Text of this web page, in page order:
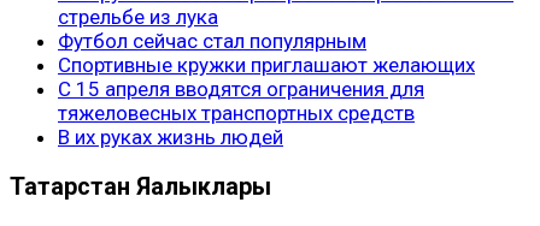
стрельбе из лука
Футбол сейчас стал популярным
Спортивные кружки приглашают желающих
С 15 апреля вводятся ограничения для
тяжеловесных транспортных средств
В их руках жизнь людей
Татарстан Яңалыклары